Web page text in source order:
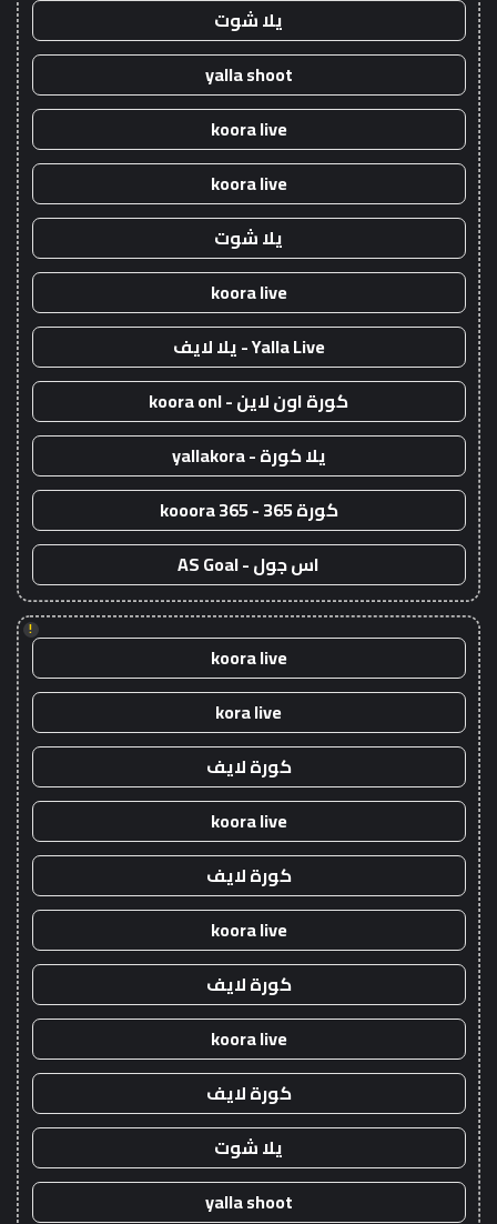
يلا شوت
yalla shoot
koora live
koora live
يلا شوت
koora live
Yalla Live - يلا لايف
كورة اون لاين - koora onl
يلا كورة - yallakora
كورة 365 - kooora 365
اس جول - AS Goal
!
koora live
kora live
كورة لايف
koora live
كورة لايف
koora live
كورة لايف
koora live
كورة لايف
يلا شوت
yalla shoot